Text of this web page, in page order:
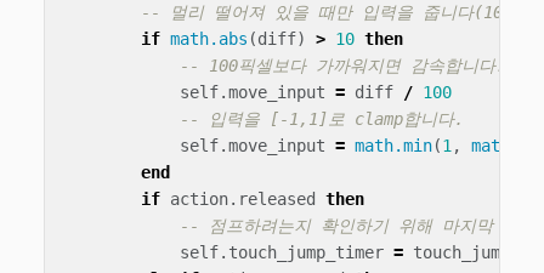
-- 멀리 떨어져 있을 때만 입력을 줍니다(10픽
if math.abs (diff) > 10 then
-- 100픽셀보다 가까워지면 감속합니다.
self.move_input = diff / 100
-- 입력을 [-1,1]로 clamp합니다.
self.move_input = math.min(1 ,
end
if action. released
then
-- 점프하려는지 확인하기 위해 마지막
self. touch_jump_timer =